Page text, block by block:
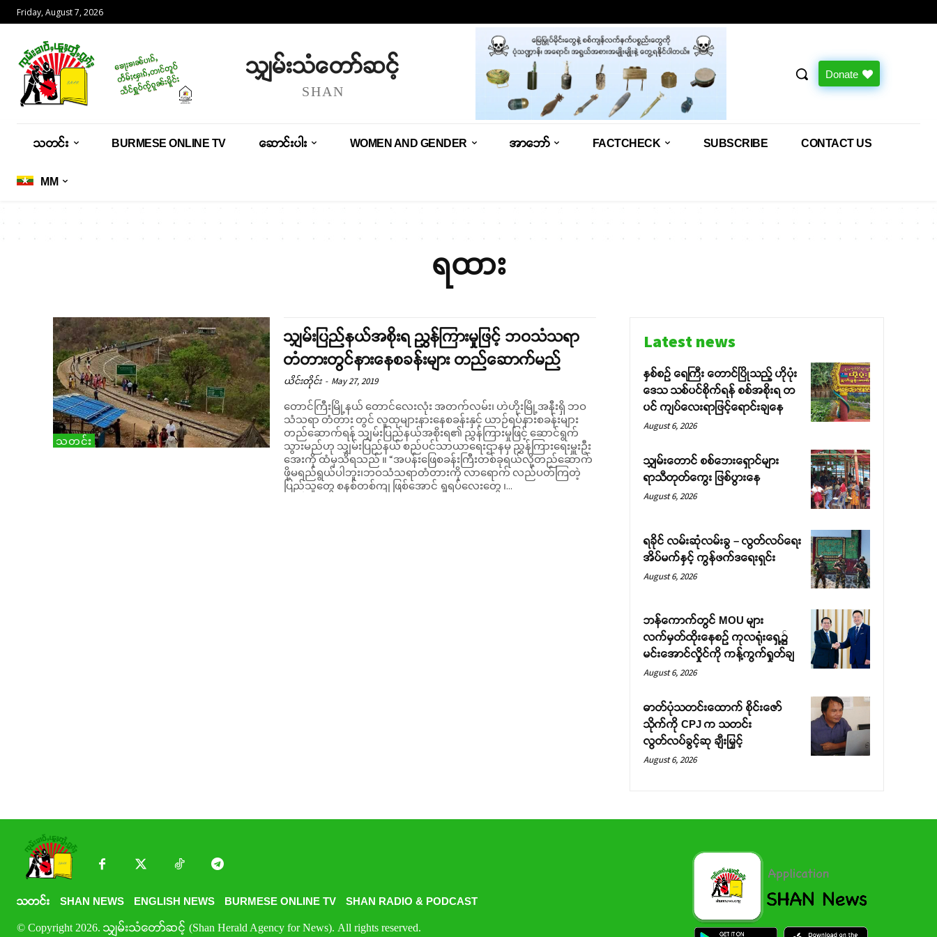
Friday, August 7, 2026
သျှမ်းသံတော်ဆင့်
SHAN
Donate
သတင်း BURMESE ONLINE TV ဆောင်းပါး WOMEN AND GENDER အာဘော် FACTCHECK SUBSCRIBE CONTACT US
MM
ရထား
သတင်း
သျှမ်းပြည်နယ်အစိုးရ ညွှန်ကြားမှုဖြင့် ဘဝသံသရာ
တံတားတွင်နားနေစခန်းများ တည်ဆောက်မည်
ယိင်းတိုင်း - May 27, 2019
တောင်ကြီးမြို့နယ် တောင်လေးလုံး အတက်လမ်း၊ ဟဲဟိုးမြို့အနီးရှိ ဘဝ
သံသရာ တံတား တွင် လူထုများနားနေစခန်းနှင့် ယာဉ်ရပ်နားစခန်းများ
တည်ဆောက်ရန် သျှမ်းပြည်နယ်အစိုးရ၏ ညွှန်ကြားမှုဖြင့် ဆောင်ရွက်
သွားမည်ဟု သျှမ်းပြည်နယ် စည်ပင်သာယာရေးဌာနမှ ညွှန်ကြားရေးမှူးဦး
အေးကို ထံမှသိရသည် ။ “အပန်းဖြေစခန်းကြီးတစ်ခုရယ်လို့တည်ဆောက်
ဖို့မရည်ရွယ်ပါဘူး၊ဘဝသံသရာတံတားကို လာရောက် လည်ပတ်ကြတဲ့
ပြည်သူတွေ စနစ်တစ်ကျ ဖြစ်အောင် ရှုရပ်လေးတွေ ၊...
Latest news
နှစ်စဉ် ရေကြီး တောင်ပြိုသည့် ဟိုပုံး
ဒေသ သစ်ပင်စိုက်ရန် စစ်အစိုးရ တ
ပင် ကျပ်လေးရာဖြင့်ရောင်းချနေ
August 6, 2026
သျှမ်းတောင် စစ်ဘေးရှောင်များ
ရာသီတုတ်ကွေး ဖြစ်ပွားနေ
August 6, 2026
ရခိုင် လမ်းဆုံလမ်းခွ – လွတ်လပ်ရေး
အိပ်မက်နှင့် ကွန်ဖက်ဒရေးရှင်း
August 6, 2026
ဘန်ကောက်တွင် MOU များ
လက်မှတ်ထိုးနေစဉ် ကုလရုံးရှေ့၌
မင်းအောင်လှိုင်ကို ကန့်ကွက်ရှုတ်ချ
August 6, 2026
ဓာတ်ပုံသတင်းထောက် စိုင်းဇော်
သိုက်ကို CPJ က သတင်း
လွတ်လပ်ခွင့်ဆု ချီးမြှင့်
August 6, 2026
သတင်း SHAN NEWS ENGLISH NEWS BURMESE ONLINE TV SHAN RADIO & PODCAST
© Copyright 2026. သျှမ်းသံတော်ဆင့် (Shan Herald Agency for News). All rights reserved.